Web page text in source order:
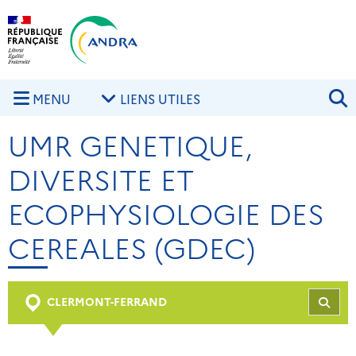
Aller au contenu principal
MENU LIENS UTILES
UMR GENETIQUE,
DIVERSITE ET
ECOPHYSIOLOGIE DES
CEREALES (GDEC)
CLERMONT-FERRAND